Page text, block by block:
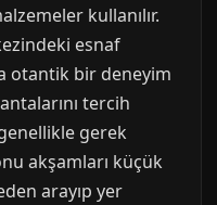
kullanılır.
esnaf
otantik bir deneyim
tercih
gerek
akşamları küçük
arayıp yer